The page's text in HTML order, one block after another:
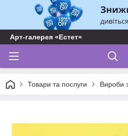
Арт-галерея «Естет»
Товари та послуги Вироби